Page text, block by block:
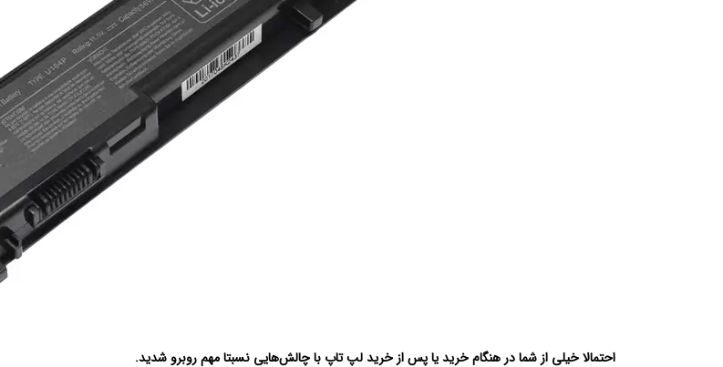
احتمالا خیلی از شما در هنگام خرید یا پس از خرید لپ تاپ با چالش‌هایی نسبتا مهم روبرو شدید.